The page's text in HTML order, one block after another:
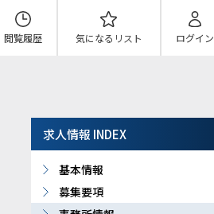
閲覧履歴 気になる リスト ログイン
求人情報 INDEX
基本情報
募集要項